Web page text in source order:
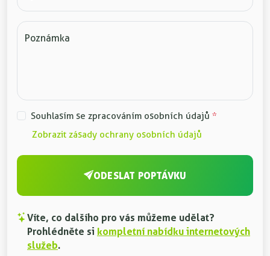
Poznámka
Souhlasím se zpracováním osobních údajů *
Zobrazit zásady ochrany osobních údajů
ODESLAT POPTÁVKU
Víte, co dalšího pro vás můžeme udělat?
Prohlédněte si kompletní nabídku internetových
služeb.